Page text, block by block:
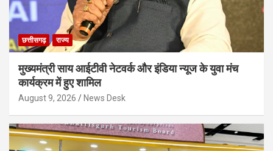
छत्तीसगढ़ राज्य
मुख्यमंत्री साय आईटीवी नेटवर्क और इंडिया न्यूज के युवा मंच
कार्यक्रम में हुए शामिल
August 9, 2026 News Desk